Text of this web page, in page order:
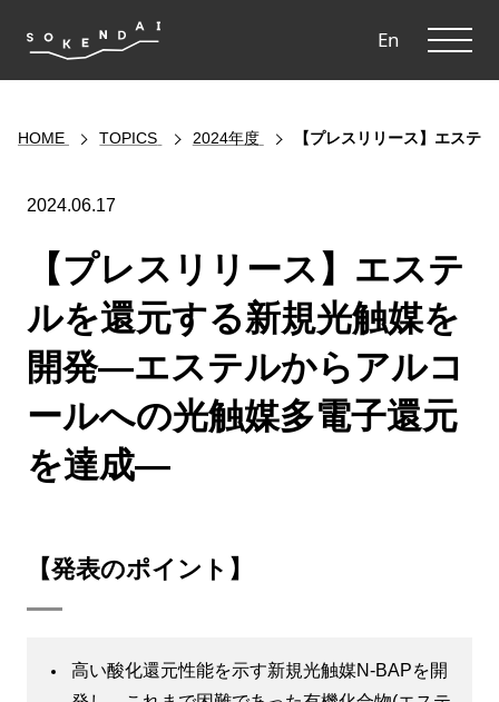
En
HOME TOPICS 2024年度 【プレスリリース】エステ
2024.06.17
【プレスリリース】エステ
ルを還元する新規光触媒を
開発―エステルからアルコ
ールへの光触媒多電子還元
を達成―
【発表のポイント】
高い酸化還元性能を示す新規光触媒N-BAPを開